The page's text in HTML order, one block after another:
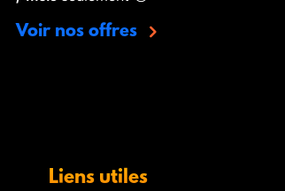
Voir nos offres
Liens utiles